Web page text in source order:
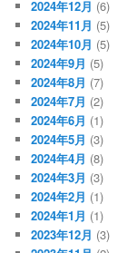
2024年12月 (6)
2024年11月 (5)
2024年10月 (5)
2024年9月 (5)
2024年8月 (7)
2024年7月 (2)
2024年6月 (1)
2024年5月 (3)
2024年4月 (8)
2024年3月 (3)
2024年2月 (1)
2024年1月 (1)
2023年12月 (3)